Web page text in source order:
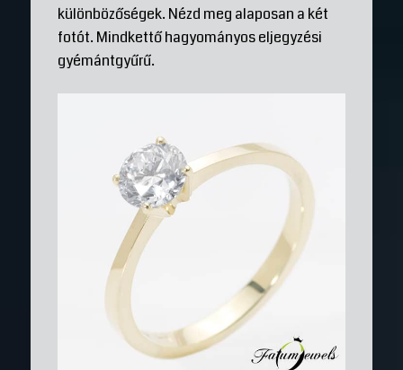
különbözőségek. Nézd meg alaposan a két
fotót. Mindkettő hagyományos eljegyzési
gyémántgyűrű.